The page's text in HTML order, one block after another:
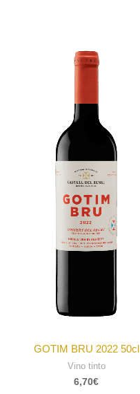
GOTIM BRU 2022 50cl
Vino tinto
6,70€